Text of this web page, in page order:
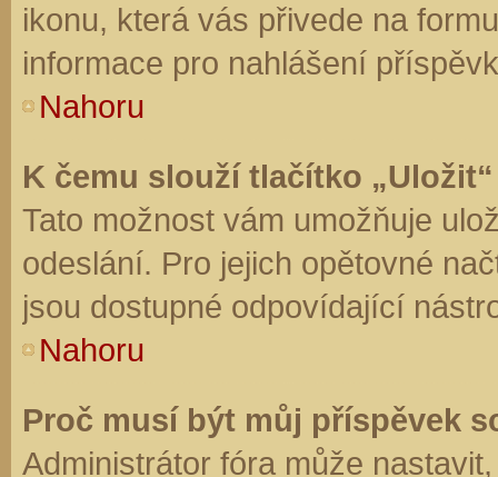
ikonu, která vás přivede na
informace pro nahlášení
Nahoru
K čemu slouží tlačítko
Tato možnost vám umožňuje
odeslání. Pro jejich opětovné
jsou dostupné odpovídající
Nahoru
Proč musí být můj příspěvek
Administrátor fóra může